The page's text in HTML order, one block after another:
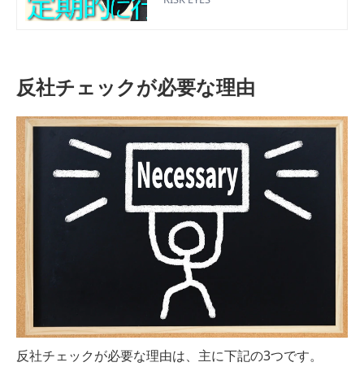
反社チェックが必要な理由
反社チェックが必要な理由は、主に下記の3つです。